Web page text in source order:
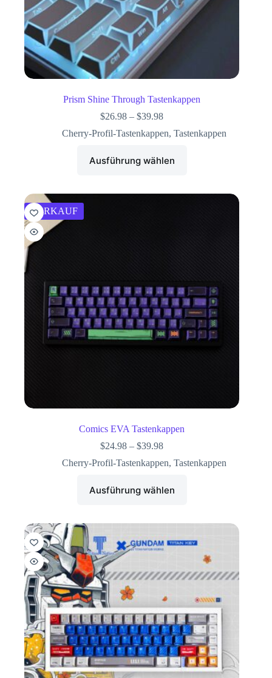
Prism Shine Through Tastenkappen
$26.98 –$39.98
Cherry-Profil-Tastenkappen, Tastenkappen
Ausführung wählen
VERKAUF
Comics EVA Tastenkappen
$24.98 –$39.98
Cherry-Profil-Tastenkappen, Tastenkappen
Ausführung wählen